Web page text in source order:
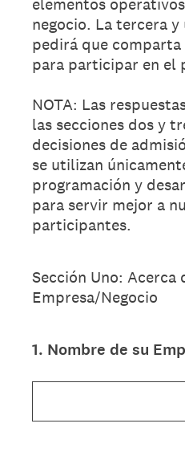
negocio. La tercera
pedirá que
para participar en el
NOTA: Las
las secciones dos y
decisiones de
se utilizan
programación y
para servir mejor a
participantes.
Sección Uno: Acerca
Empresa/Negocio
Question
1. Nombre de su